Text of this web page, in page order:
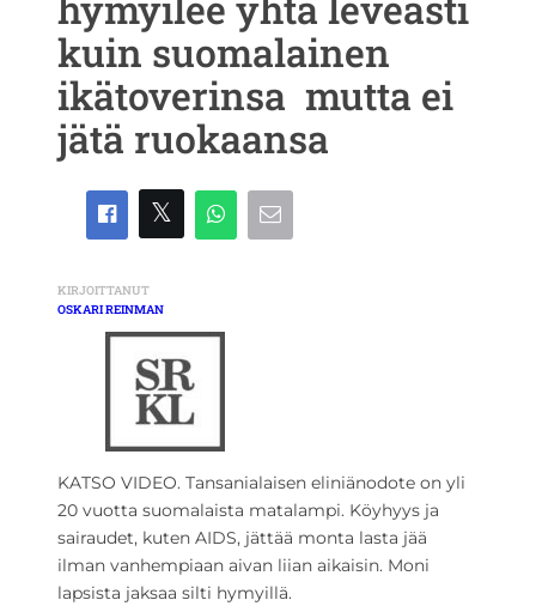
kuin suomalainen
ikätoverinsa  mutta ei
jätä ruokaansa
KIRJOITTANUT
OSKARI REINMAN
KATSO VIDEO. Tansanialaisen eliniänodote on yli
20 vuotta suomalaista matalampi. Köyhyys ja
sairaudet, kuten AIDS, jättää monta lasta jää
ilman vanhempiaan aivan liian aikaisin. Moni
lapsista jaksaa silti hymyillä.